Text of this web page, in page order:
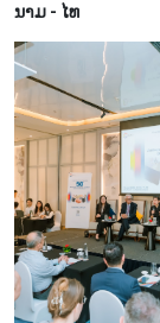
ນາມ - ໄທ